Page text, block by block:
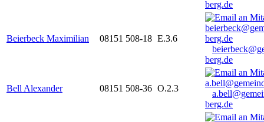
berg.de
Beierbeck Maximilian 08151 508-18 E.3.6
berg.de
Bell Alexander 08151 508-36 O.2.3
berg.de